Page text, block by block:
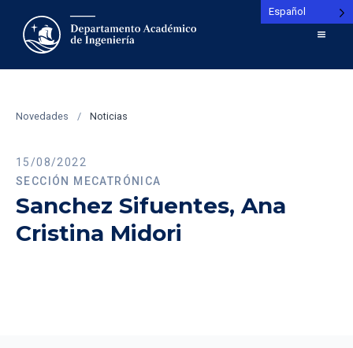
Novedades / Noticias
15/08/2022
SECCIÓN MECATRÓNICA
Sanchez Sifuentes, Ana
Cristina Midori
Español